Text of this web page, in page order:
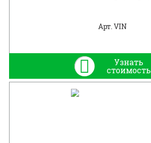
Арт. VIN
Узнать
стоимость